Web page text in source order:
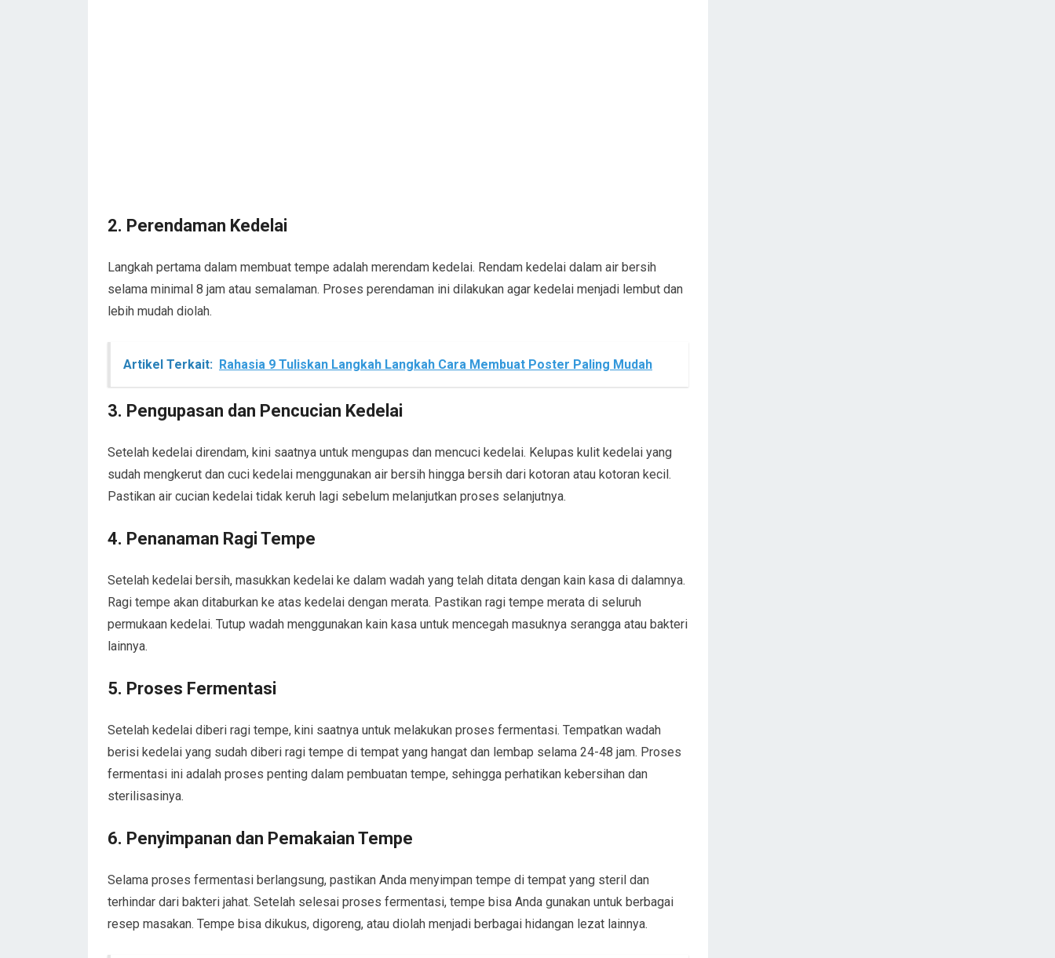
2. Perendaman Kedelai
Langkah pertama dalam membuat tempe adalah merendam kedelai. Rendam kedelai dalam air bersih
selama minimal 8 jam atau semalaman. Proses perendaman ini dilakukan agar kedelai menjadi lembut dan
lebih mudah diolah.
Artikel Terkait: Rahasia 9 Tuliskan Langkah Langkah Cara Membuat Poster Paling Mudah
3. Pengupasan dan Pencucian Kedelai
Setelah kedelai direndam, kini saatnya untuk mengupas dan mencuci kedelai. Kelupas kulit kedelai yang
sudah mengkerut dan cuci kedelai menggunakan air bersih hingga bersih dari kotoran atau kotoran kecil.
Pastikan air cucian kedelai tidak keruh lagi sebelum melanjutkan proses selanjutnya.
4. Penanaman Ragi Tempe
Setelah kedelai bersih, masukkan kedelai ke dalam wadah yang telah ditata dengan kain kasa di dalamnya.
Ragi tempe akan ditaburkan ke atas kedelai dengan merata. Pastikan ragi tempe merata di seluruh
permukaan kedelai. Tutup wadah menggunakan kain kasa untuk mencegah masuknya serangga atau bakteri
lainnya.
5. Proses Fermentasi
Setelah kedelai diberi ragi tempe, kini saatnya untuk melakukan proses fermentasi. Tempatkan wadah
berisi kedelai yang sudah diberi ragi tempe di tempat yang hangat dan lembap selama 24-48 jam. Proses
fermentasi ini adalah proses penting dalam pembuatan tempe, sehingga perhatikan kebersihan dan
sterilisasinya.
6. Penyimpanan dan Pemakaian Tempe
Selama proses fermentasi berlangsung, pastikan Anda menyimpan tempe di tempat yang steril dan
terhindar dari bakteri jahat. Setelah selesai proses fermentasi, tempe bisa Anda gunakan untuk berbagai
resep masakan. Tempe bisa dikukus, digoreng, atau diolah menjadi berbagai hidangan lezat lainnya.